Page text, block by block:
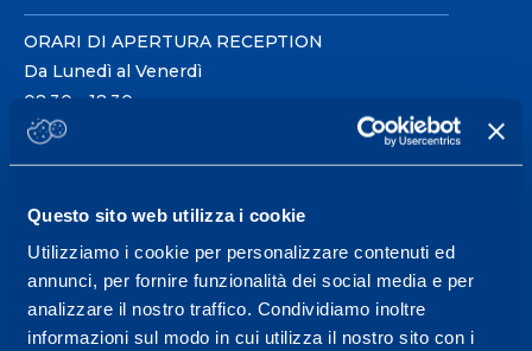
Questo sito web utilizza i cookie
Utilizziamo i cookie per personalizzare contenuti ed
annunci, per fornire funzionalità dei social media e per
analizzare il nostro traffico. Condividiamo inoltre
informazioni sul modo in cui utilizza il nostro sito con i
ORARI DI APERTURA RECEPTION
Da Lunedì al Venerdì
08.30 - 18.30
Centro servizi per l'alta
prestazione ed il
wellness.
Maggiori informazioni